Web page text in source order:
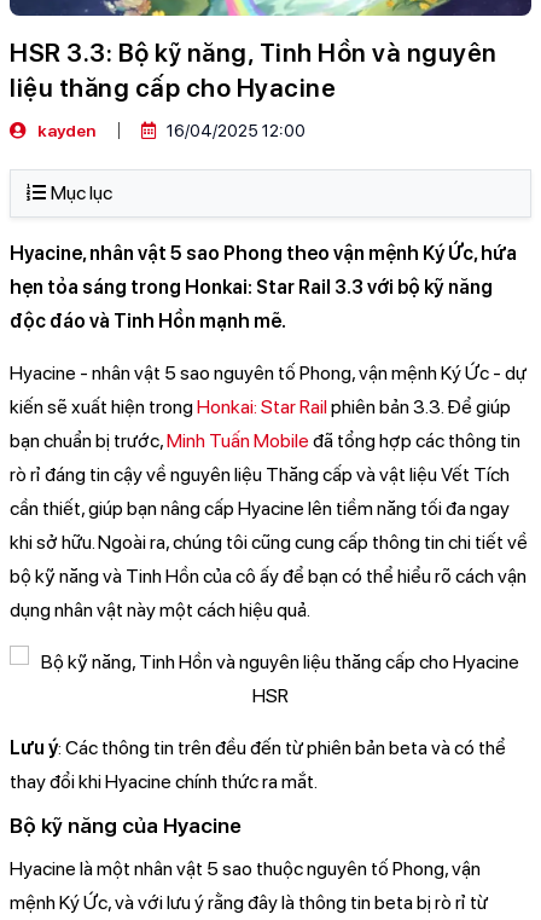
HSR 3.3: Bộ kỹ năng, Tinh Hồn và nguyên
liệu thăng cấp cho Hyacine
kayden 16/04/2025 12:00
Mục lục
Hyacine, nhân vật 5 sao Phong theo vận mệnh Ký Ức, hứa
hẹn tỏa sáng trong Honkai: Star Rail 3.3 với bộ kỹ năng
độc đáo và Tinh Hồn mạnh mẽ.
Hyacine - nhân vật 5 sao nguyên tố Phong, vận mệnh Ký Ức - dự
kiến sẽ xuất hiện trongHonkai: Star Railphiên bản 3.3. Để giúp
bạn chuẩn bị trước,Minh Tuấn Mobile đã tổng hợp các thông tin
rò rỉ đáng tin cậy về nguyên liệu Thăng cấp và vật liệu Vết Tích
cần thiết, giúp bạn nâng cấp Hyacine lên tiềm năng tối đa ngay
khi sở hữu. Ngoài ra, chúng tôi cũng cung cấp thông tin chi tiết về
bộ kỹ năng và Tinh Hồn của cô ấy để bạn có thể hiểu rõ cách vận
dụng nhân vật này một cách hiệu quả.
Lưu ý: Các thông tin trên đều đến từ phiên bản beta và có thể
thay đổi khi Hyacine chính thức ra mắt.
Bộ kỹ năng của Hyacine
Hyacine là một nhân vật 5 sao thuộc nguyên tố Phong, vận
mệnh Ký Ức, và với lưu ý rằng đây là thông tin beta bị rò rỉ từ